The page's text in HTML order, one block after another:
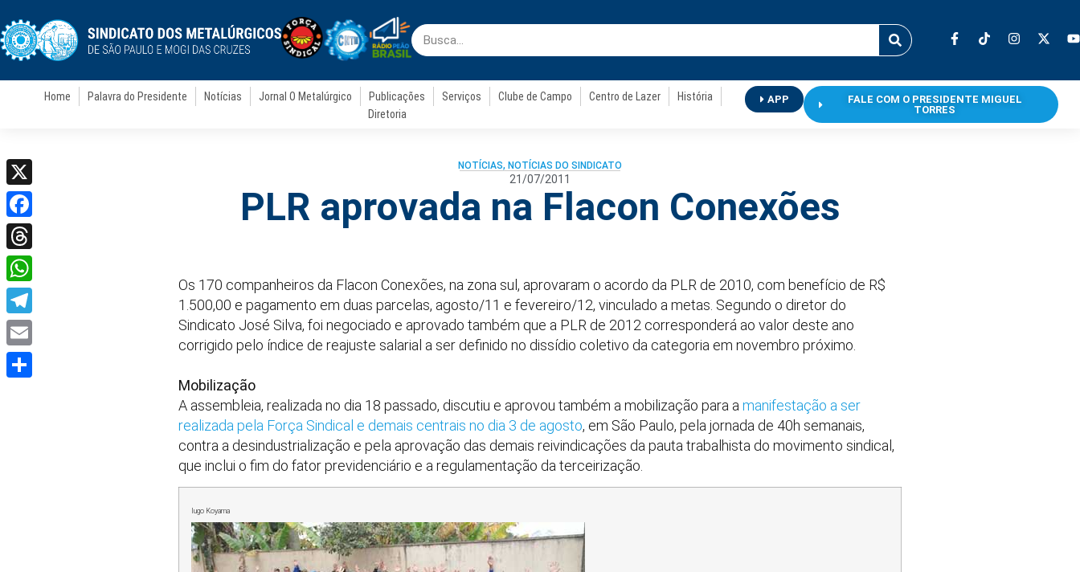
Home Palavra do Presidente Notícias Jornal O Metalúrgico Publicações Serviços Clube de Campo Centro de Lazer
História
Diretoria
APP
FALE COM O PRESIDENTE MIGUEL
TORRES
NOTÍCIAS, NOTÍCIAS DO SINDICATO
21/07/2011
PLR aprovada na Flacon Conexões
Os 170 companheiros da Flacon Conexões, na zona sul, aprovaram o acordo da PLR de 2010, com benefício de R$
1.500,00 e pagamento em duas parcelas, agosto/11 e fevereiro/12, vinculado a metas. Segundo o diretor do
Sindicato José Silva, foi negociado e aprovado também que a PLR de 2012 corresponderá ao valor deste ano
corrigido pelo índice de reajuste salarial a ser definido no dissídio coletivo da categoria em novembro próximo.
Mobilização
A assembleia, realizada no dia 18 passado, discutiu e aprovou também a mobilização para a manifestação a ser
realizada pela Força Sindical e demais centrais no dia 3 de agosto, em São Paulo, pela jornada de 40h semanais,
contra a desindustrialização e pela aprovação das demais reivindicações da pauta trabalhista do movimento sindical,
que inclui o fim do fator previdenciário e a regulamentação da terceirização.
Iugo Koyama
X
Facebook
Threads
WhatsApp
Telegram
Email